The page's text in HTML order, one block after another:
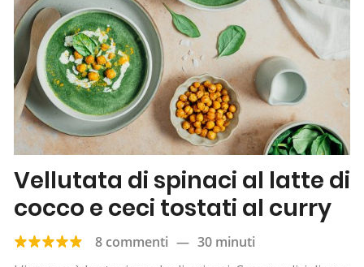
Vellutata di spinaci al latte di
cocco e ceci tostati al curry
8 commenti — 30 minuti